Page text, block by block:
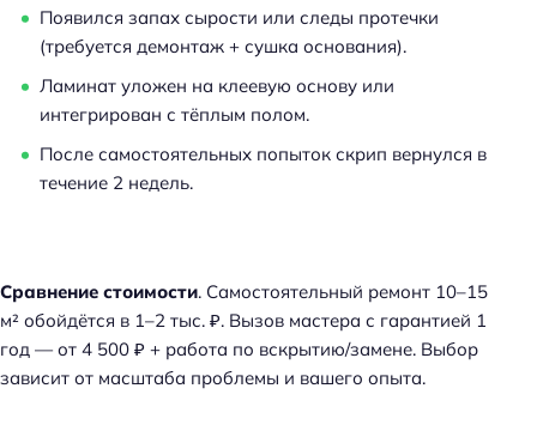
Появился запах сырости или следы протечки
(требуется демонтаж + сушка основания).
Ламинат уложен на клеевую основу или
интегрирован с тёплым полом.
После самостоятельных попыток скрип вернулся в
течение 2 недель.
Сравнение стоимости. Самостоятельный ремонт 10–15
м² обойдётся в 1–2 тыс. ₽. Вызов мастера с гарантией 1
год — от 4 500 ₽ + работа по вскрытию/замене. Выбор
зависит от масштаба проблемы и вашего опыта.